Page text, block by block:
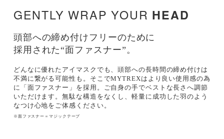
GENTLY WRAP YOUR HEAD
頭部への締め付けフリーのために
採用された“面ファスナー”。
どんなに優れたアイマスクでも、頭部への長時間の締め付けは
不満に繋がる可能性も。そこでMYTREXはより良い使用感の為
に「面ファスナー」を採用。ご自身の手でベストな長さへ調節
いただけます。無駄な構造をなくし、軽量に成功した羽のよう
なつけ心地をご体感ください。
※面ファスナー＝マジックテープ